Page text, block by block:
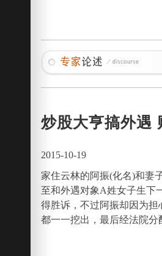
炒股大亨搞外遇
2015-10-19
家住云林的阿振(化名)和妻
至和外遇对象A姓女子生下
得胜诉，不过阿振却因为担
都一一挖出，最后经法院分